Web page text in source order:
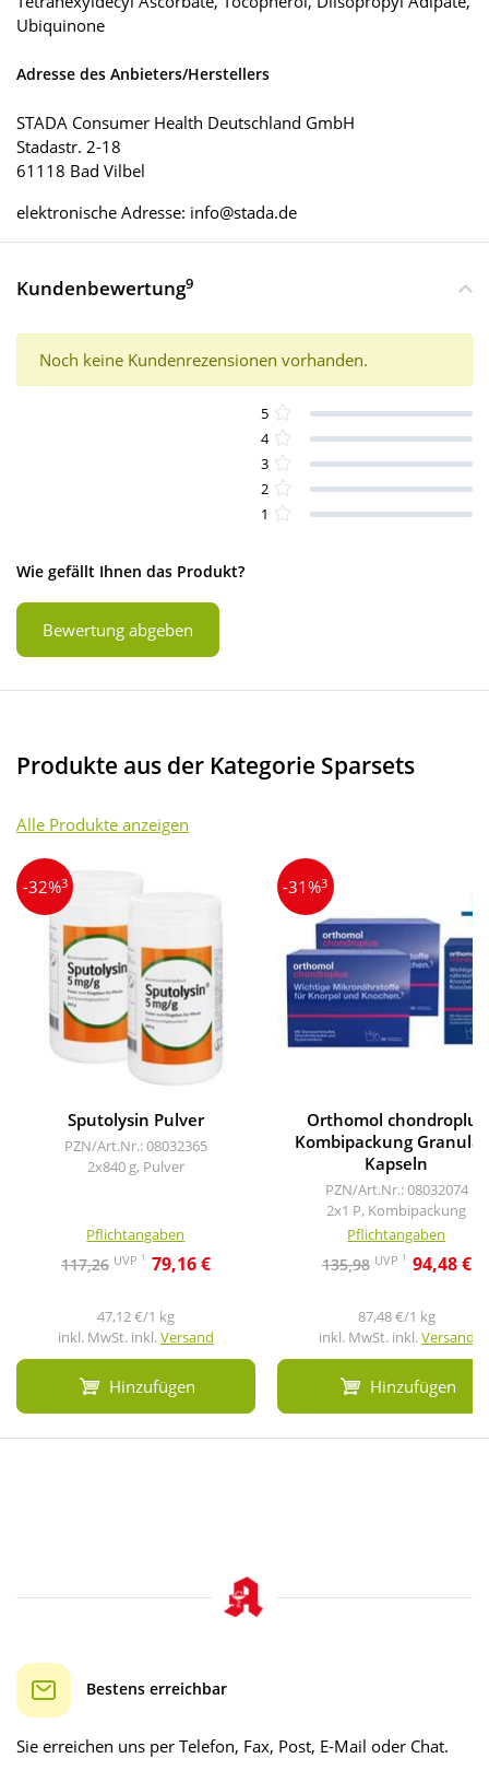
Ubiquinone
Adresse des Anbieters/Herstellers
STADA Consumer Health Deutschland GmbH
Stadastr. 2-18
61118 Bad Vilbel
elektronische Adresse: info@stada.de
Kundenbewertung9
Noch keine Kundenrezensionen vorhanden.
5
4
3
2
1
Wie gefällt Ihnen das Produkt?
Bewertung abgeben
Produkte aus der Kategorie Sparsets
Alle Produkte anzeigen
-32%3
Sputolysin Pulver
PZN/Art.Nr.: 08032365
2x840 g, Pulver
Pflichtangaben
117,26 UVP 1 79,16 €
47,12 €/1 kg
inkl. MwSt. inkl.Versand
Hinzufügen
-31%3
Orthomol chondroplus
Kombipackung
Kapseln
PZN/Art.Nr.: 08032074
2x1 P, Kombipackung
Pflichtangaben
135,98 UVP 1 94,48 €
87,48 €/1 kg
inkl. MwSt. inkl.Versand
Hinzufügen
Bestens erreichbar
Sie erreichen uns per Telefon, Fax, Post, E-Mail oder Chat.